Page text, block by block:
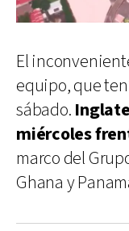
El
equipo, que
sábado.
miércoles
marco del
Ghana y